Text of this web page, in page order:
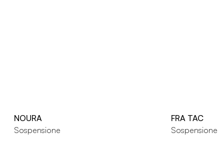
NOURA
Sospensione
FRA TAC
Sospensione